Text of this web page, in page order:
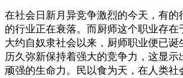
在社会日新月异竞争激烈的今天，有的
的行业正在衰落。而厨师这个职业存在
大约自奴隶社会以来，厨师职业便已诞
历久弥新保持着强大的竞争力，这显示
顽强的生命力。民以食为天，在人类社